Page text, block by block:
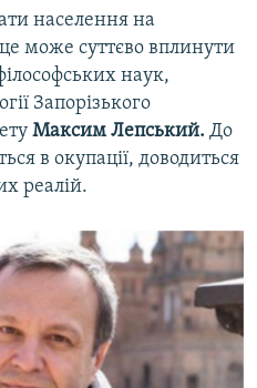
населення на
може суттєво вплинути
наук,
Запорізького
Максим Лепський. До
в окупації, доводиться
реалій.